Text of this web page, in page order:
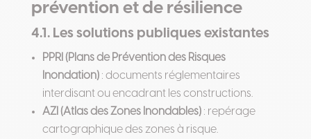
prévention et de résilience
4.1. Les solutions publiques existantes
PPRI (Plans de Prévention des Risques
Inondation): documents réglementaires
interdisant ou encadrant les constructions.
AZI (Atlas des Zones Inondables): repérage
cartographique des zones à risque.